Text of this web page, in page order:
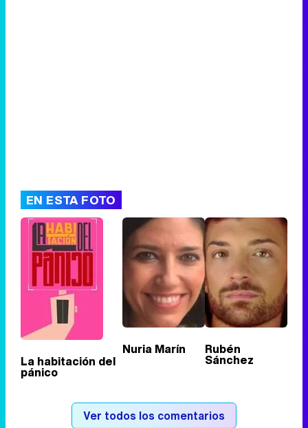
EN ESTA FOTO
La habitación del
pánico
Nuria Marín Rubén
Sánchez
Ver todos los comentarios